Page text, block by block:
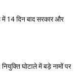
14 दिन बाद सरकार और
घोटाले में बड़े नामों पर